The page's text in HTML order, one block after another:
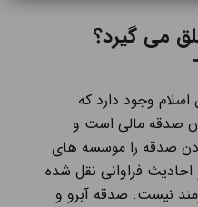
می گیرد؟
وجود دارد که
صدقه مالى است و
صدقه را موسسه های
احادیث فراوانی نقل شده
نیست. صدقه آبرو و